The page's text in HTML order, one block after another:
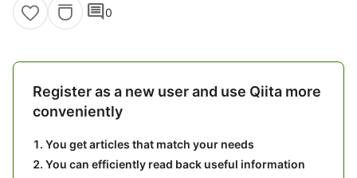
comment0
Register as a new user and use Qiita more
conveniently
You get articles that match your needs
You can efficiently read back useful information